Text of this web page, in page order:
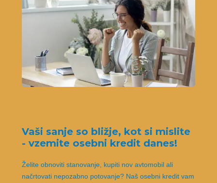
Vaši sanje so bližje, kot si mislite
- vzemite osebni kredit danes!
Želite obnoviti stanovanje, kupiti nov avtomobil ali
načrtovati nepozabno potovanje? Naš osebni kredit vam